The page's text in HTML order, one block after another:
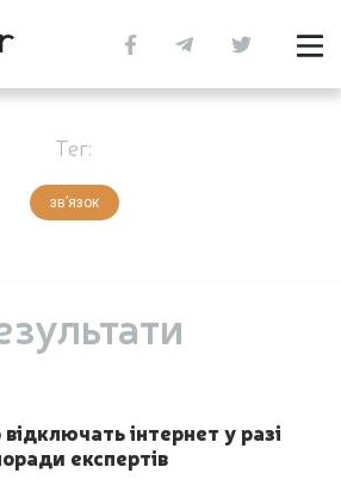
Тег:
зв’язок
інтернет у разі
експертів